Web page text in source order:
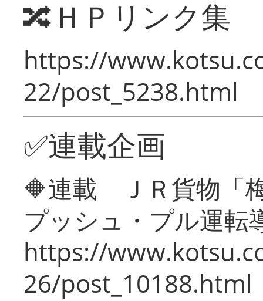
🔀ＨＰリンク集
https://
22/post_5238.html
✅連載企画
🔶連載 ＪＲ貨物「
プッシュ・プル運転
https://
26/post_10188.html